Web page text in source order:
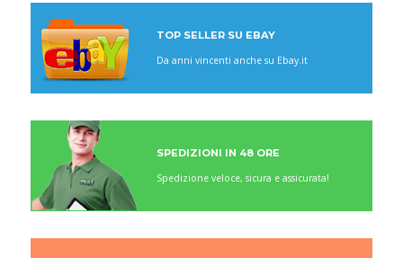
TOP SELLER SU EBAY
Da anni vincenti anche su Ebay.it
SPEDIZIONI IN 48 ORE
Spedizione veloce, sicura e assicurata!